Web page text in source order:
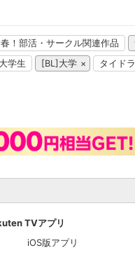
！部活・サークル関連作品
学生 [BL]大学 タイド
TVアプリ
iOS版アプリ